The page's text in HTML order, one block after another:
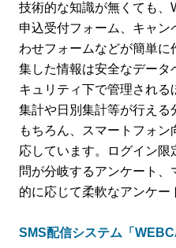
技術的な知識が無くても、
申込受付フォーム、キャ
わせフォームなどが簡単に
集した情報は安全なデータ
キュリティ下で管理される
集計や日別集計等が行える
もちろん、スマートフォ
応しています。ログイン
問が分岐するアンケート、
的に応じて柔軟なアンケー
SMS配信システム「